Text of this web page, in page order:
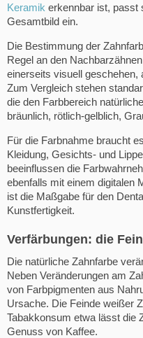
Keramik erkennbar ist, passt
Gesamtbild ein.
Die Bestimmung der
Regel an den
einerseits visuell geschehen,
Zum Vergleich stehen
die den Farbbereich
bräunlich, rötlich-gelblich,
Für die Farbnahme braucht
Kleidung, Gesichts- und
beeinflussen die
ebenfalls mit einem digitalen
ist die Maßgabe für den
Kunstfertigkeit.
Verfärbungen: die
Die natürliche Zahnfarbe
Neben Veränderungen am
von Farbpigmenten aus
Ursache. Die Feinde weißer
Tabakkonsum etwa lässt die
Genuss von Kaffee.